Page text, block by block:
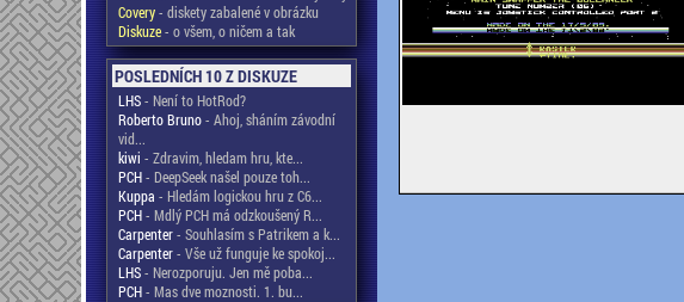
Covery- diskety zabalené v obrázku
Diskuze- o všem, o ničem a tak
POSLEDNÍCH 10 Z DISKUZE
LHS- Není to HotRod?
Roberto Bruno- Ahoj, sháním závodní
vid...
kiwi - Zdravim, hledam hru, kte...
PCH- DeepSeek našel pouze toh...
Kuppa - Hledám logickou hru z C6...
PCH- Mdlý PCH má odzkoušený R...
Carpenter- Souhlasím s Patrikem a k...
Carpenter- Vše už funguje ke spokoj...
LHS- Nerozporuju. Jen mě poba...
PCH- Mas dve moznosti. 1. bu...